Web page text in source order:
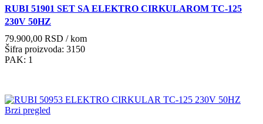
RUBI 51901 SET SA ELEKTRO CIRKULAROM TC-125
230V 50HZ
79.900,00 RSD / kom
Šifra proizvoda: 3150
PAK: 1
Brzi pregled